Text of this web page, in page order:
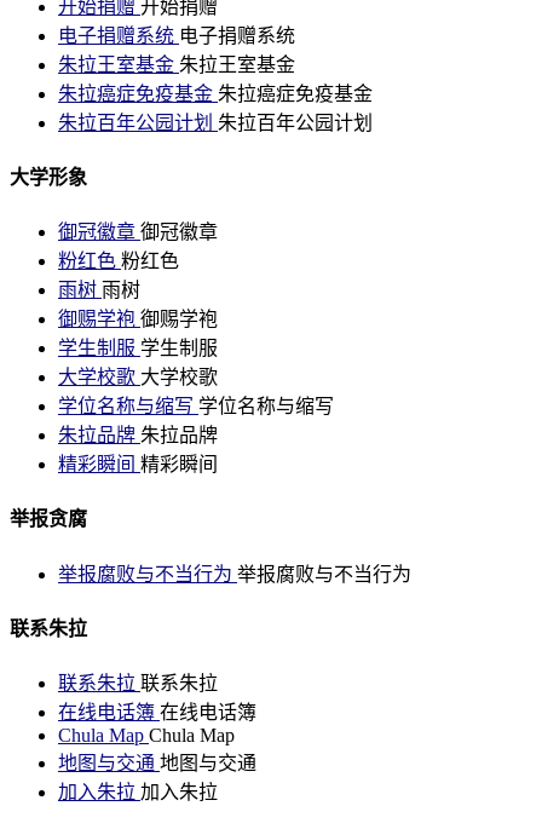
开始捐赠 开始捐赠
电子捐赠系统 电子捐赠系统
朱拉王室基金 朱拉王室基金
朱拉癌症免疫基金 朱拉癌症免疫基金
朱拉百年公园计划 朱拉百年公园计划
大学形象
御冠徽章 御冠徽章
粉红色 粉红色
雨树 雨树
御赐学袍 御赐学袍
学生制服 学生制服
大学校歌 大学校歌
学位名称与缩写 学位名称与缩写
朱拉品牌 朱拉品牌
精彩瞬间 精彩瞬间
举报贪腐
举报腐败与不当行为 举报腐败与不当行为
联系朱拉
联系朱拉 联系朱拉
在线电话簿 在线电话簿
Chula Map Chula Map
地图与交通 地图与交通
加入朱拉 加入朱拉